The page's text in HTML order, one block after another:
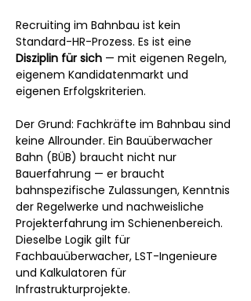
Recruiting im Bahnbau ist kein
Standard-HR-Prozess. Es ist eine
Disziplin für sich — mit eigenen Regeln,
eigenem Kandidatenmarkt und
eigenen Erfolgskriterien.
Der Grund: Fachkräfte im Bahnbau sind
keine Allrounder. Ein Bauüberwacher
Bahn (BÜB) braucht nicht nur
Bauerfahrung — er braucht
bahnspezifische Zulassungen, Kenntnis
der Regelwerke und nachweisliche
Projekterfahrung im Schienenbereich.
Dieselbe Logik gilt für
Fachbauüberwacher, LST-Ingenieure
und Kalkulatoren für
Infrastrukturprojekte.